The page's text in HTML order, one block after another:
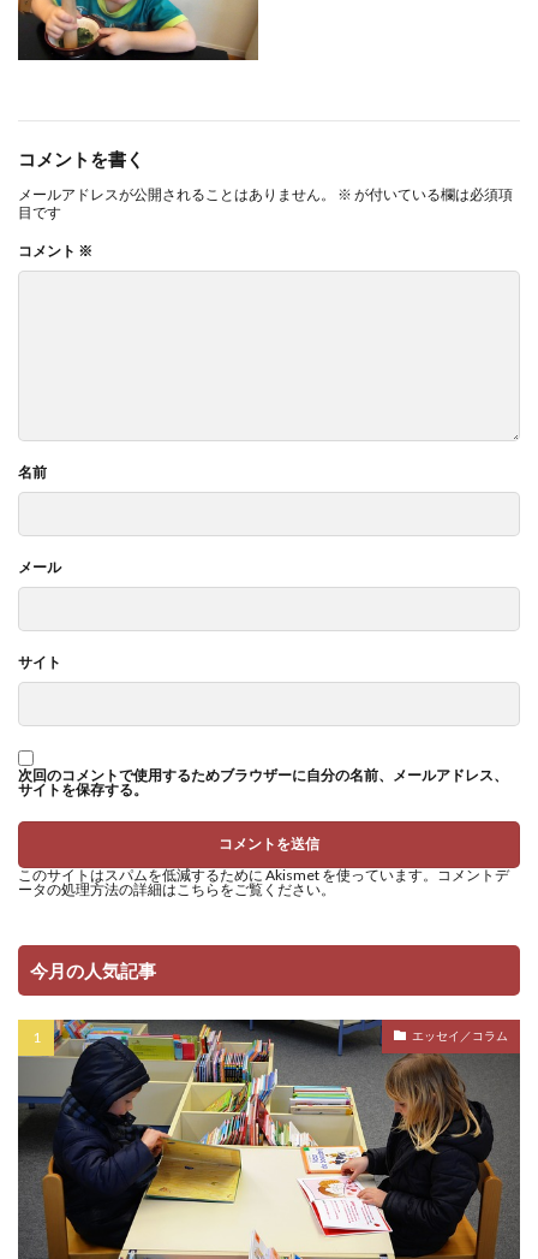
コメントを書く
メールアドレスが公開されることはありません。 ※ が付いている欄は必須項
目です
コメント ※
名前
メール
サイト
次回のコメントで使用するためブラウザーに自分の名前、メールアドレス、
サイトを保存する。
このサイトはスパムを低減するために Akismet を使っています。コメントデ
ータの処理方法の詳細はこちらをご覧ください。
今月の人気記事
エッセイ／コラム